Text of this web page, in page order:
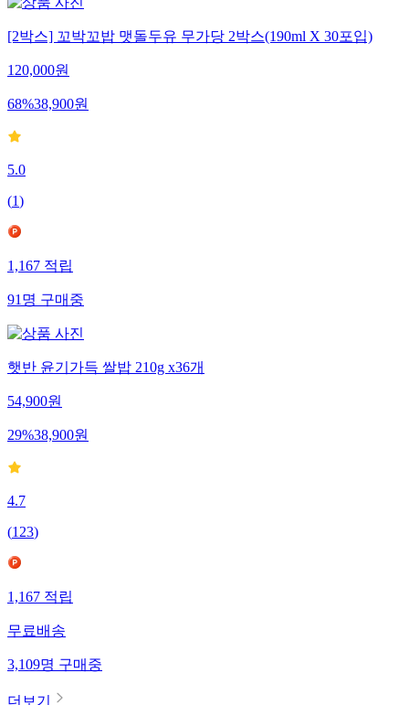
[2박스] 꼬박꼬밥 맷돌두유 무가당 2박스(190ml X 30포입)
120,000원
68%38,900원
5.0
(1)
1,167적립
91명구매중
햇반 윤기가득 쌀밥 210g x36개
54,900원
29%38,900원
4.7
(123)
1,167적립
무료배송
3,109명구매중